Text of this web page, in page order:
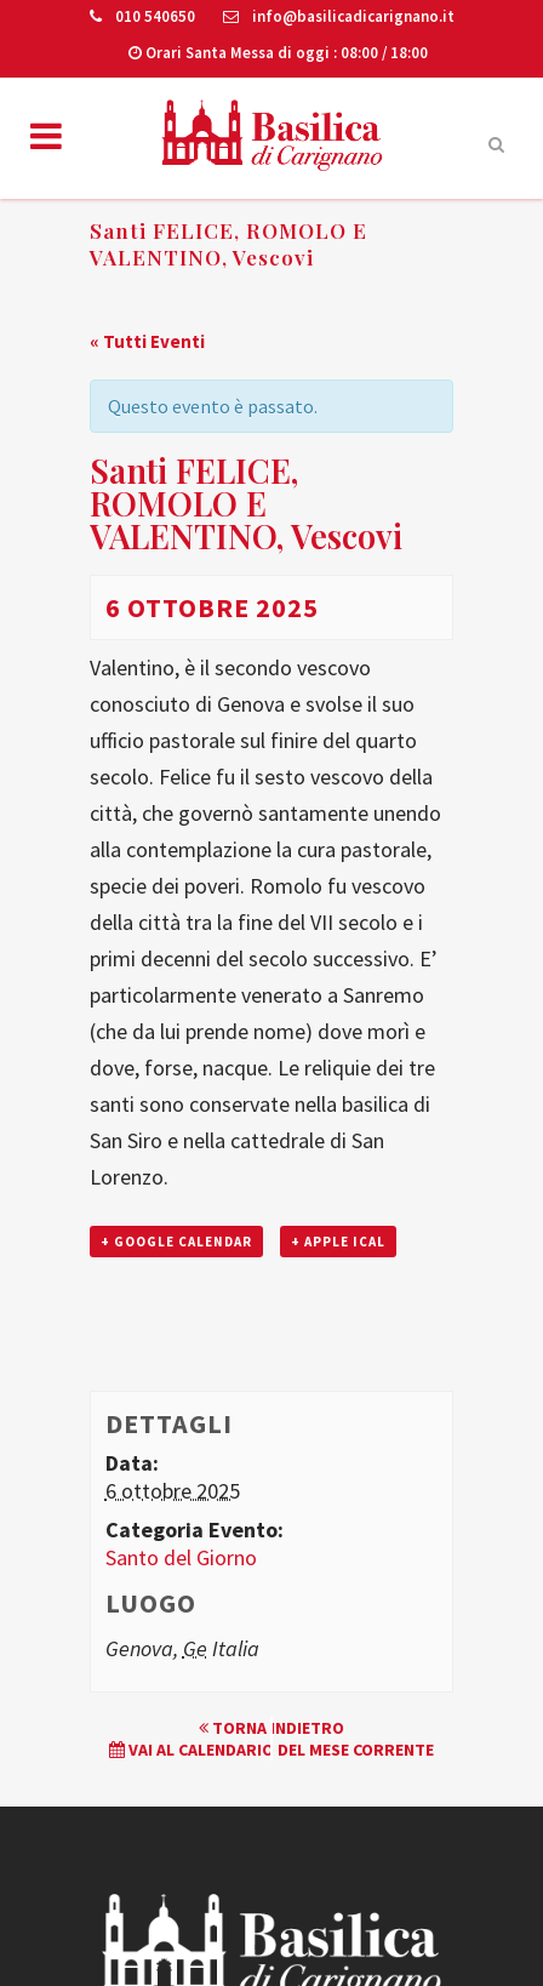
010 540650
info@basilicadicarignano.it
Orari Santa Messa di oggi : 08:00 / 18:00
Santi FELICE, ROMOLO E
VALENTINO, Vescovi
« Tutti Eventi
Questo evento è passato.
Santi FELICE,
ROMOLO E
VALENTINO, Vescovi
6 OTTOBRE 2025
Valentino, è il secondo vescovo
conosciuto di Genova e svolse il suo
ufficio pastorale sul finire del quarto
secolo. Felice fu il sesto vescovo della
città, che governò santamente unendo
alla contemplazione la cura pastorale,
specie dei poveri. Romolo fu vescovo
della città tra la fine del VII secolo e i
primi decenni del secolo successivo. E’
particolarmente venerato a Sanremo
(che da lui prende nome) dove morì e
dove, forse, nacque. Le reliquie dei tre
santi sono conservate nella basilica di
San Siro e nella cattedrale di San
Lorenzo.
+ GOOGLE CALENDAR + APPLE ICAL
DETTAGLI
Data:
6 ottobre 2025
Categoria Evento:
Santo del Giorno
LUOGO
Genova, Ge Italia
EVENTO
NAVIGATION
TORNA INDIETRO
VAI AL CALENDARIO DEL MESE CORRENTE